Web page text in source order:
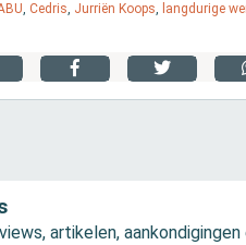
,Cedris, Jurriën Koops, langdurige
artikelen, aankondigingen